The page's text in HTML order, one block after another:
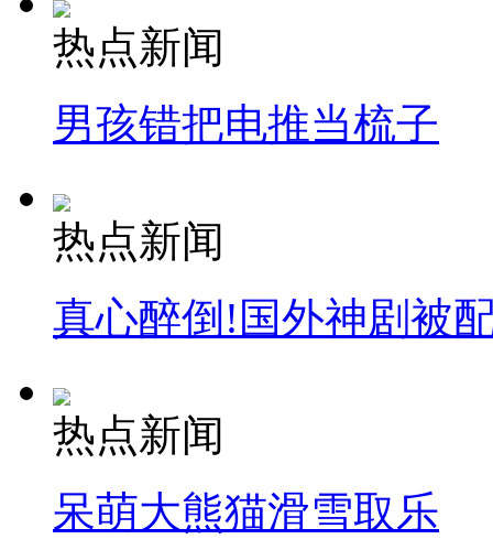
热点新闻
男孩错把电推当梳子
热点新闻
真心醉倒!国外神剧被
热点新闻
呆萌大熊猫滑雪取乐